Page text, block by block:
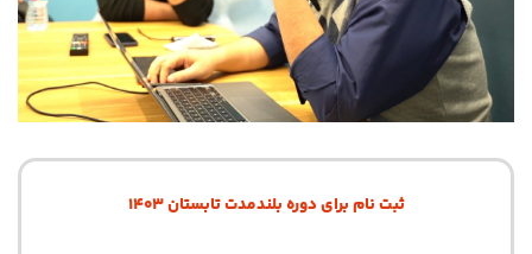
ثبت نام برای دوره بلندمدت تابستان 1403